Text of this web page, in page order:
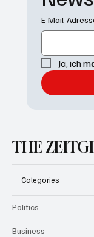
E-Mail-
Ja, ich
THE
Categories
Politics
Business